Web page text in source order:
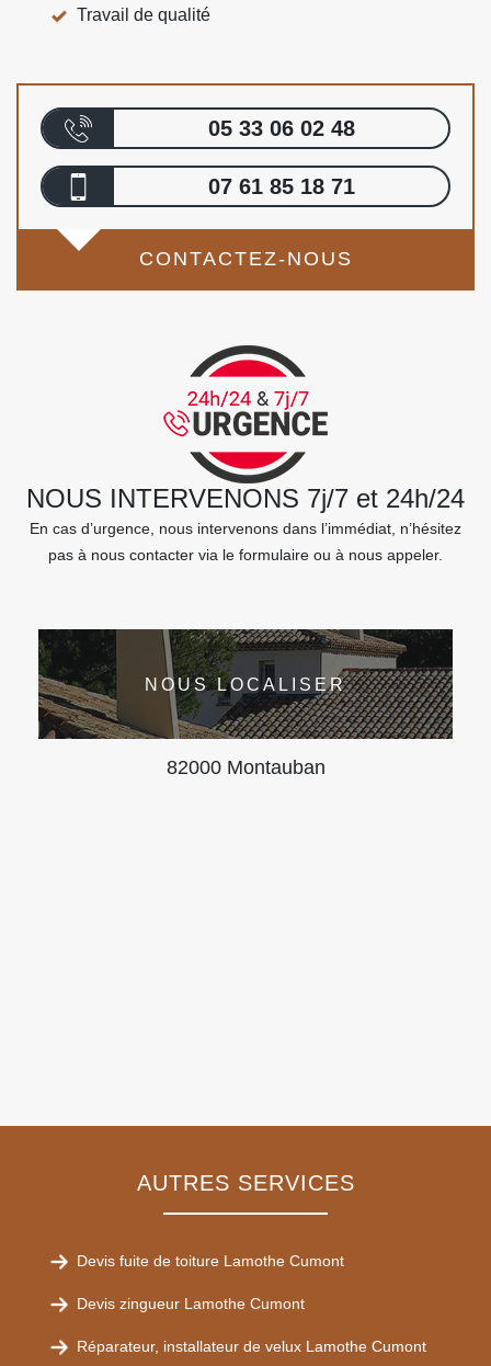
Travail de qualité
05 33 06 02 48
07 61 85 18 71
CONTACTEZ-NOUS
NOUS INTERVENONS 7j/7 et 24h/24
En cas d’urgence, nous intervenons dans l’immédiat, n’hésitez
pas à nous contacter via le formulaire ou à nous appeler.
NOUS LOCALISER
82000 Montauban
AUTRES SERVICES
Devis fuite de toiture Lamothe Cumont
Devis zingueur Lamothe Cumont
Réparateur, installateur de velux Lamothe Cumont